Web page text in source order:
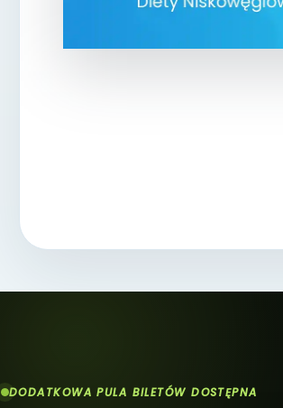
DODATKOWA PULA BILETÓW DOSTĘPNA